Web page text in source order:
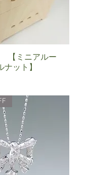
ックビュー
【ミニアルー
ット】